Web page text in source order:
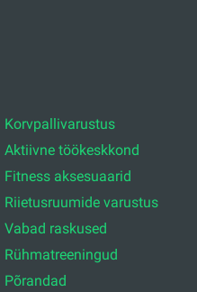
Korvpallivarustus
Aktiivne töökeskkond
Fitness aksesuaarid
Riietusruumide varustus
Vabad raskused
Rühmatreeningud
Põrandad